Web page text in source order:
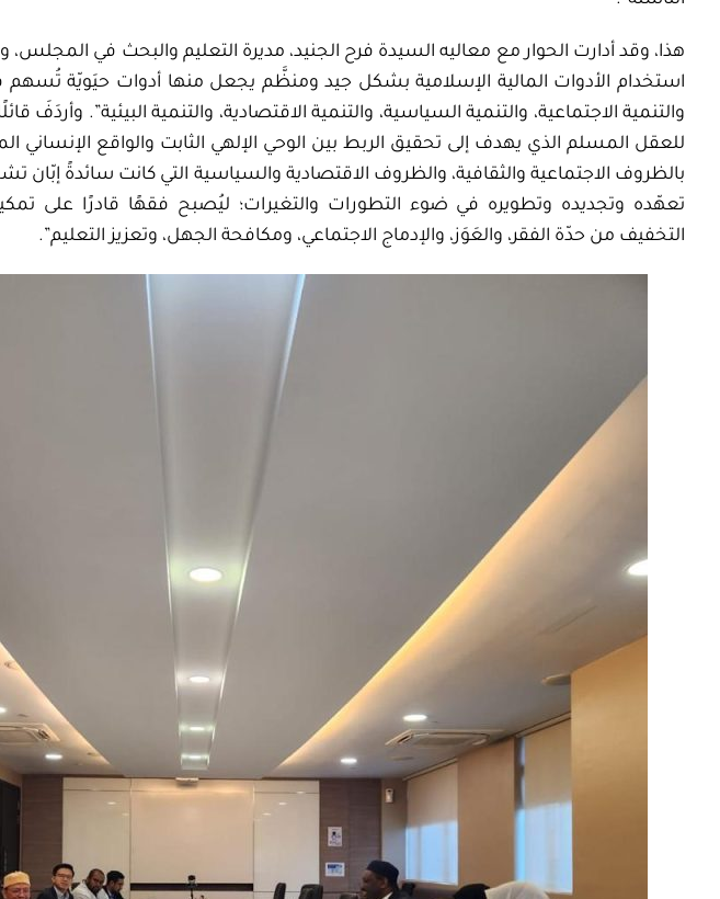
هذا، وقد أدارت الحوار مع معاليه السيدة فرح الجنيد، مديرة التعليم والبحث في المجلس،
استخدام الأدوات المالية الإسلامية بشكل جيد ومنظَّم يجعل منها أدوات حيَويّة تُسهم
والتنمية الاجتماعية، والتنمية السياسية، والتنمية الاقتصادية، والتنمية البيئية”. وأردَفَ
للعقل المسلم الذي يهدف إلى تحقيق الربط بين الوحي الإلهي الثابت والواقع الإنساني
بالظروف الاجتماعية والثقافية، والظروف الاقتصادية والسياسية التي كانت سائدةً إبّان
تعهّده وتجديده وتطويره في ضوء التطورات والتغيرات؛ ليُصبح فقهًا قادرًا على
التخفيف من حدّة الفقر، والعَوَز، والإدماج الاجتماعي، ومكافحة الجهل، وتعزيز التعليم”.